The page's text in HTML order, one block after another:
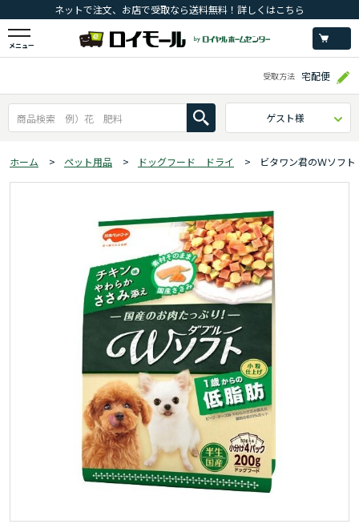
ネットで注文、お店で受取なら送料無料！詳しくはこちら
メニュー
受取方法 宅配便
ゲスト様
ホーム > ペット用品 > ドッグフード ドライ > ビタワン君のＷソフ